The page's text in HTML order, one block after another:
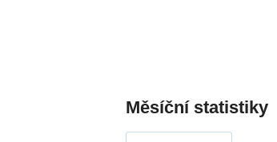
Měsíční statistiky